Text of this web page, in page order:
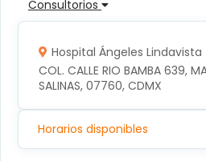
Consultorios
Hospital Ángeles Lindavista
COL. CALLE RIO BAMBA 639,
SALINAS, 07760, CDMX
Horarios disponibles